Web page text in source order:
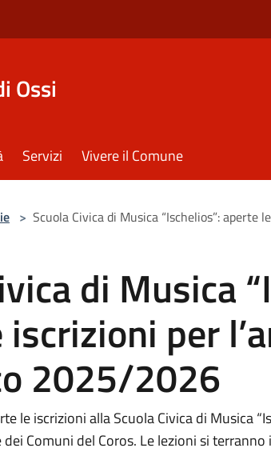
Ossi
Servizi Vivere il Comune
> Scuola Civica di Musica “Ischelios”:
di Musica
per
2025/2026
le iscrizioni alla Scuola Civica di Musica
dei Comuni del Coros. Le lezioni si